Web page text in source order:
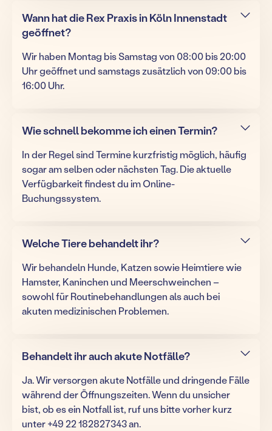
Wann hat die Rex Praxis in Köln Innenstadt
geöffnet?
Wir haben Montag bis Samstag von 08:00 bis 20:00
Uhr geöffnet und samstags zusätzlich von 09:00 bis
16:00 Uhr.
Wie schnell bekomme ich einen Termin?
In der Regel sind Termine kurzfristig möglich, häufig
sogar am selben oder nächsten Tag. Die aktuelle
Verfügbarkeit findest du im Online-
Buchungssystem.
Welche Tiere behandelt ihr?
Wir behandeln Hunde, Katzen sowie Heimtiere wie
Hamster, Kaninchen und Meerschweinchen –
sowohl für Routinebehandlungen als auch bei
akuten medizinischen Problemen.
Behandelt ihr auch akute Notfälle?
Ja. Wir versorgen akute Notfälle und dringende Fälle
während der Öffnungszeiten. Wenn du unsicher
bist, ob es ein Notfall ist, ruf uns bitte vorher kurz
unter +49 22 182827343 an.